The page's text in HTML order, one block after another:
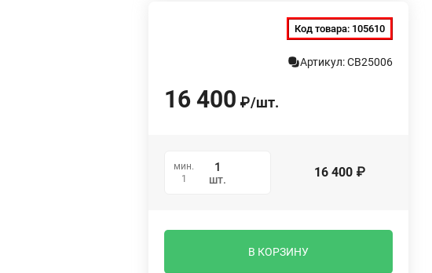
Код товара: 105610
Артикул: СВ25006
16 400 ₽/шт.
мин.
1
шт. 16 400 ₽
В КОРЗИНУ